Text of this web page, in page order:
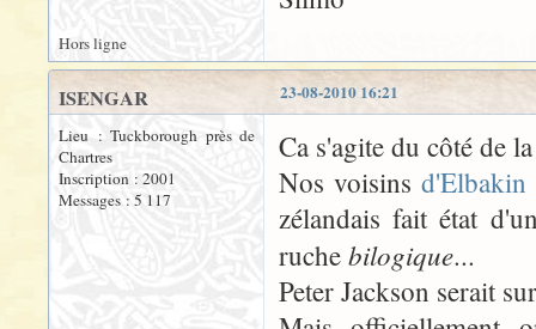
Hors ligne
23-08-2010 16:21
ISENGAR
Lieu : Tuckborough près de
Chartres
Inscription : 2001
Messages : 5 117
Ca s'agite du côté de
Nos voisinsd'Elbakin
zélandais fait état
ruche bilogique...
Peter Jackson serait